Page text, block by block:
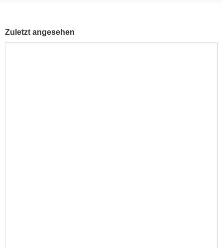
Zuletzt angesehen